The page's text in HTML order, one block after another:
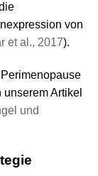
von
et al., 2017).
Artikel
und